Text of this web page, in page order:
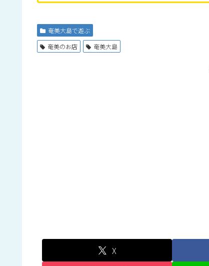
奄美大島で遊ぶ
奄美のお店
奄美大島
X